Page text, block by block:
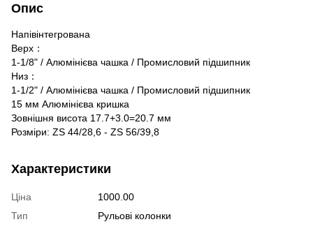
Опис
Напівінтегрована
Верх：
1-1/8" / Алюмінієва чашка / Промисловий підшипник
Низ：
1-1/2" / Алюмінієва чашка / Промисловий підшипник
15 мм Алюмінієва кришка
Зовнішня висота 17.7+3.0=20.7 мм
Розміри: ZS 44/28,6 - ZS 56/39,8
Характеристики
Ціна
1000.00
Тип
Рульові колонки